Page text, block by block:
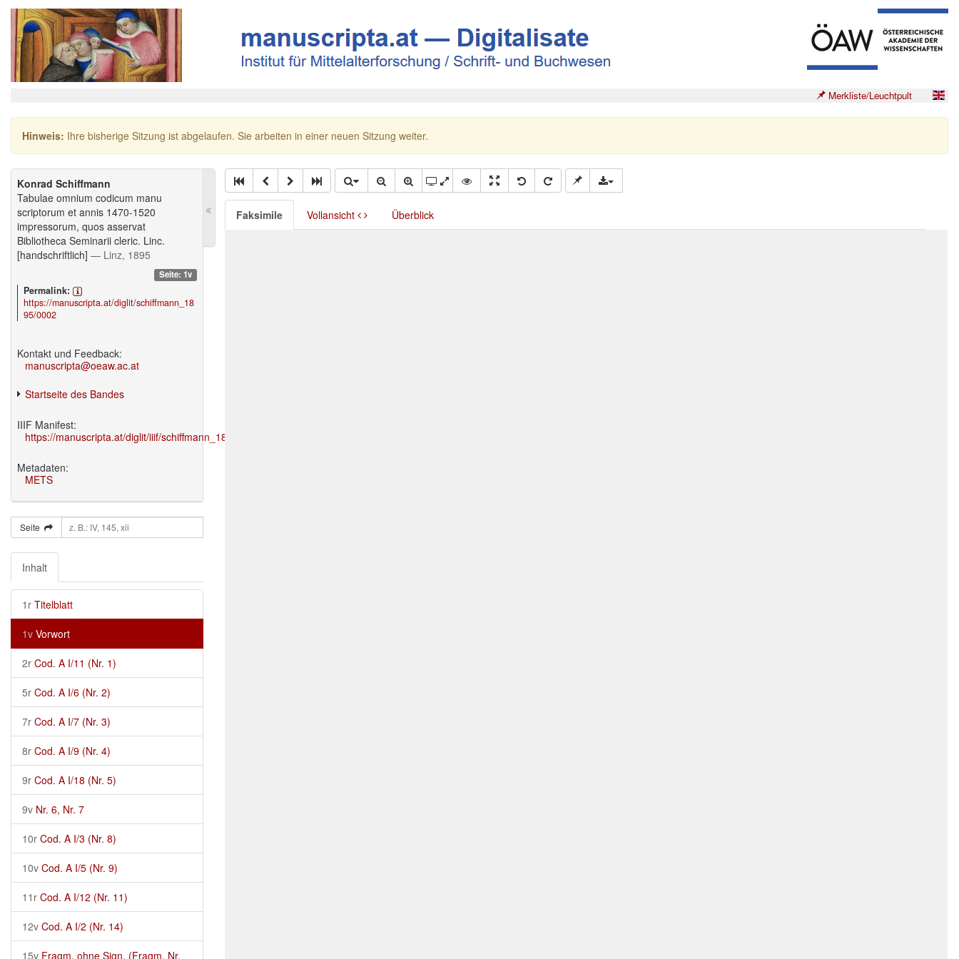
Merkliste/Leuchtpult
Hinweis: Ihre bisherige Sitzung ist abgelaufen. Sie arbeiten in einer neuen Sitzung weiter.
Konrad Schiffmann
Tabulae omnium codicum manu
scriptorum et annis 1470-1520
impressorum, quos asservat
Bibliotheca Seminarii cleric. Linc.
[handschriftlich] — Linz, 1895
Seite: 1v
Permalink:
https://manuscripta.at/diglit/schiffmann_18
95/0002
Kontakt und Feedback:
manuscripta@oeaw.ac.at
Startseite des Bandes
IIIF Manifest:
https://manuscripta.at/diglit/iiif/schiffmann_1895/manifest.json
Metadaten:
METS
Seite
Inhalt
1r Titelblatt
1v Vorwort
2r Cod. A I/11 (Nr. 1)
5r Cod. A I/6 (Nr. 2)
7r Cod. A I/7 (Nr. 3)
8r Cod. A I/9 (Nr. 4)
9r Cod. A I/18 (Nr. 5)
9v Nr. 6, Nr. 7
10r Cod. A I/3 (Nr. 8)
10v Cod. A I/5 (Nr. 9)
11r Cod. A I/12 (Nr. 11)
12v Cod. A I/2 (Nr. 14)
15v Fragm. ohne Sign. (Fragm. Nr.
Faksimile Vollansicht Überblick